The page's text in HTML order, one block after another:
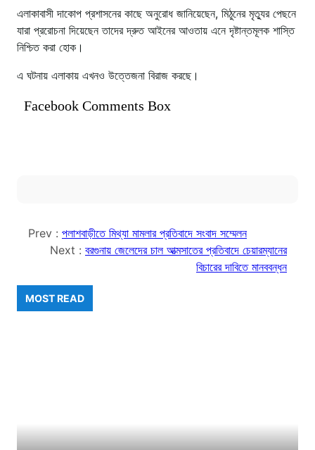
এলাকাবাসী দাকোপ প্রশাসনের কাছে অনুরোধ জানিয়েছেন, মিঠুনের মৃত্যুর পেছনে
যারা প্ররোচনা দিয়েছেন তাদের দ্রুত আইনের আওতায় এনে দৃষ্টান্তমূলক শাস্তি
নিশ্চিত করা হোক।
এ ঘটনায় এলাকায় এখনও উত্তেজনা বিরাজ করছে।
Facebook Comments Box
Prev : পলাশবাড়ীতে মিথ্যা মামলার প্রতিবাদে সংবাদ সম্মেলন
Next : বরগুনায় জেলেদের চাল আত্মসাতের প্রতিবাদে চেয়ারম্যানের
বিচারের দাবিতে মানববন্ধন
MOST READ